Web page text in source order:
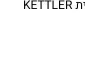
052-
מתקן חתירה FAVORIT מבית KETTLER